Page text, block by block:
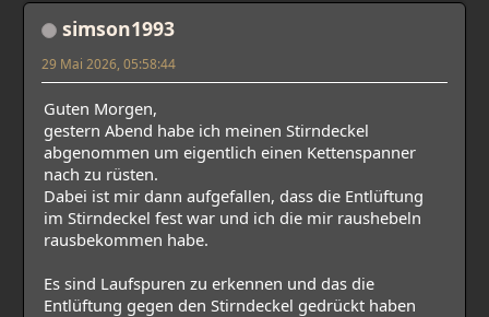
simson1993
29 Mai 2026, 05:58:44
Guten Morgen,
gestern Abend habe ich meinen Stirndeckel
abgenommen um eigentlich einen Kettenspanner
nach zu rüsten.
Dabei ist mir dann aufgefallen, dass die Entlüftung
im Stirndeckel fest war und ich die mir raushebeln
rausbekommen habe.
Es sind Laufspuren zu erkennen und das die
Entlüftung gegen den Stirndeckel gedrückt haben